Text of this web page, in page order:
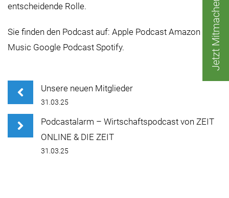
entscheidende Rolle.
Sie finden den Podcast auf: Apple Podcast Amazon
Music Google Podcast Spotify.
Unsere neuen Mitglieder
31.03.25
Podcastalarm – Wirtschaftspodcast von ZEIT
ONLINE & DIE ZEIT
31.03.25
Jetzt Mitmachen!